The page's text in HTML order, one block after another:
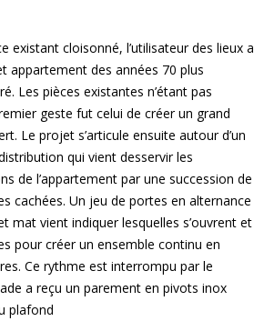
existant cloisonné, l’utilisateur des lieux a
appartement des années 70 plus
Les pièces existantes n’étant pas
geste fut celui de créer un grand
Le projet s’articule ensuite autour d’un
qui vient desservir les
de l’appartement par une succession de
cachées. Un jeu de portes en alternance
mat vient indiquer lesquelles s’ouvrent et
pour créer un ensemble continu en
Ce rythme est interrompu par le
a reçu un parement en pivots inox
plafond